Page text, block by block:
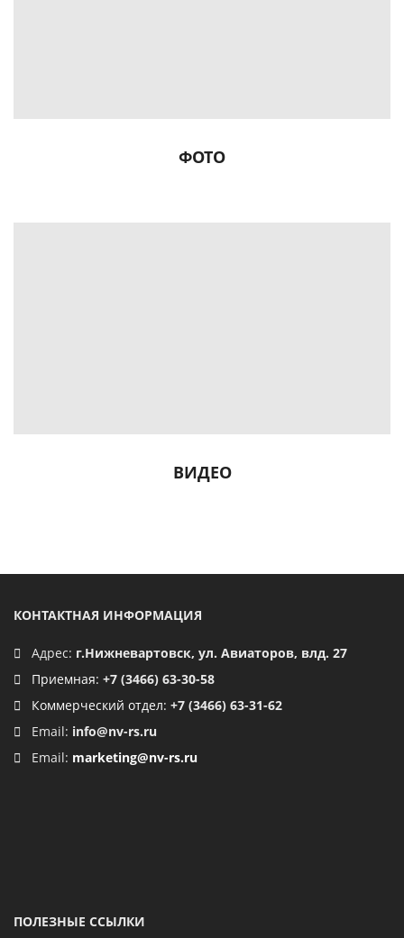
ФОТО
ВИДЕО
КОНТАКТНАЯ ИНФОРМАЦИЯ
Адрес: г.Нижневартовск, ул. Авиаторов, влд. 27
Приемная: +7 (3466) 63-30-58
Коммерческий отдел: +7 (3466) 63-31-62
Email: info@nv-rs.ru
Email: marketing@nv-rs.ru
ПОЛЕЗНЫЕ ССЫЛКИ